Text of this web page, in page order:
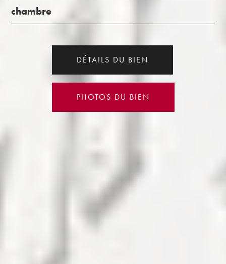
chambre
DÉTAILS DU BIEN
PHOTOS DU BIEN